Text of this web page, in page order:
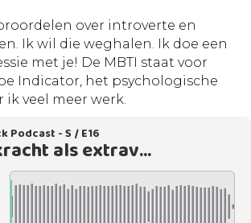
over introverte en
Ik wil die weghalen. Ik doe een
met je! De MBTI staat voor
Indicator, het psychologische
veel meer werk.